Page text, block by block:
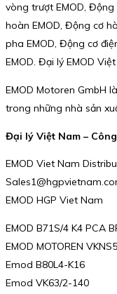
vòng trượt EMOD,
hoàn EMOD, Động cơ
pha EMOD, Động cơ
EMOD. Đại lý EMOD
EMOD Motoren GmbH
trong những nhà sản
Đại lý Việt Nam –
EMOD Viet Nam
EMOD HGP Viet Nam
EMOD B71S/4 K4 PCA
EMOD MOTOREN
Emod B80L4-K16
Emod VK63/2-140